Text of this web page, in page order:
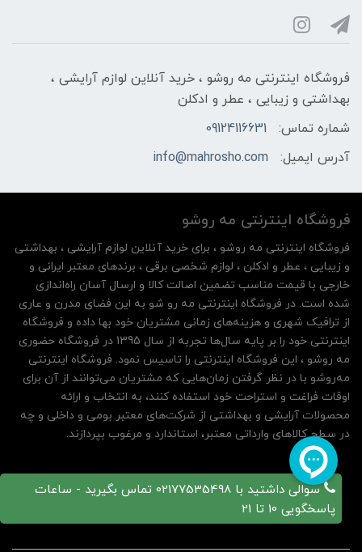
فروشگاه اینترنتی مه‌ رو‌شو ، خرید آنلاین لوازم آرایشی ،
بهداشتی و زیبایی ، عطر و ادکلن
شماره تماس:
09124116631
آدرس ایمیل:
info@mahrosho.com
سوالی داشتید با 02177535498 تماس بگیرید - ساعات
پاسخگویی 10 تا 21
فروشگاه اینترنتی مه‌ رو‌شو
فروشگاه اینترنتی مه‌ رو‌شو ، برای خرید آنلاین لوازم آرایشی ، بهداشتی
و زیبایی ، عطر و ادکلن ، لوازم شخصی برقی ، برندهای معتبر ایرانی و
خارجی با قیمت مناسب تضمین اصالت کالا و ارسال آسان راه‌اندازی
شده است. در فروشگاه اینترنتی مه رو شو به این فضای مدرن و عاری
از ترافیک شهری و هزینه‌های زمانی مشتریان خود بها داده و فروشگاه
اینترنتی خود را بر پایه سال‌ها تجربه از سال 1395 در فروشگاه حضوری
مه روشو ، این فروشگاه اینترنتی را تاسیس نمود. فروشگاه اینترنتی
مه‌رو‌شو با در نظر گرفتن زمان‌هایی که مشتریان می‌توانند از آن‌ برای
اوقات فراغت و استراحت خود استفاده کنند، به انتخاب و ارائه
محصولات آرایشی و بهداشتی از شرکت‌های معتبر بومی و داخلی و چه
در سطح کالاهای وارداتی معتبر، استاندارد و مرغوب بپردازند.